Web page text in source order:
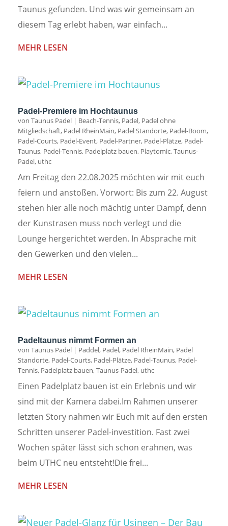
Taunus gefunden. Und was wir gemeinsam an
diesem Tag erlebt haben, war einfach...
MEHR LESEN
Padel-Premiere im Hochtaunus
von Taunus Padel | Beach-Tennis, Padel, Padel ohne
Mitgliedschaft, Padel RheinMain, Padel Standorte, Padel-Boom,
Padel-Courts, Padel-Event, Padel-Partner, Padel-Plätze, Padel-
Taunus, Padel-Tennis, Padelplatz bauen, Playtomic,Taunus-
Padel, uthc
Am Freitag den 22.08.2025 möchten wir mit euch
feiern und anstoßen. Vorwort: Bis zum 22. August
stehen hier alle noch mächtig unter Dampf, denn
der Kunstrasen muss noch verlegt und die
Lounge hergerichtet werden. In Absprache mit
den Gewerken und den vielen...
MEHR LESEN
Padeltaunus nimmt Formen an
von Taunus Padel | Paddel, Padel, Padel RheinMain, Padel
Standorte, Padel-Courts, Padel-Plätze, Padel-Taunus, Padel-
Tennis, Padelplatz bauen,Taunus-Padel, uthc
Einen Padelplatz bauen ist ein Erlebnis und wir
sind mit der Kamera dabei.Im Rahmen unserer
letzten Story nahmen wir Euch mit auf den ersten
Schritten unserer Padel-investition. Fast zwei
Wochen später lässt sich schon erahnen, was
beim UTHC neu entsteht!Die frei...
MEHR LESEN